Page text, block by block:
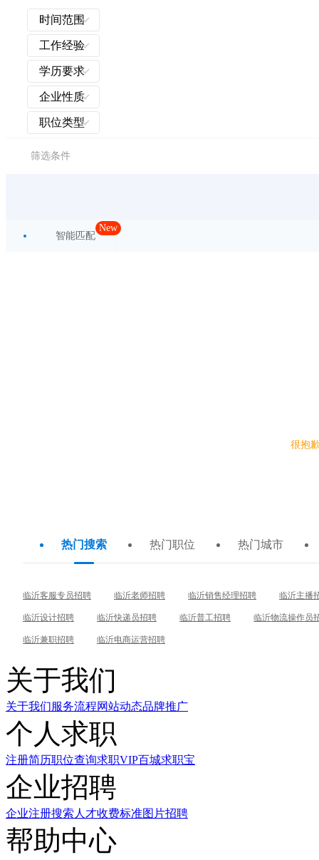
时间范围
工作经验
学历要求
企业性质
职位类型
筛选条件
New
智能匹配
很抱
热门搜索 热门职位 热门城市
临沂客服专员招聘 临沂老师招聘 临沂销售经理招聘 临沂主播
临沂设计招聘 临沂快递员招聘 临沂普工招聘 临沂物流操作员
临沂兼职招聘 临沂电商运营招聘
关于我们
关于我们服务流程网站动态品牌推广
个人求职
注册简历职位查询求职VIP百城求职宝
企业招聘
企业注册搜索人才收费标准图片招聘
帮助中心